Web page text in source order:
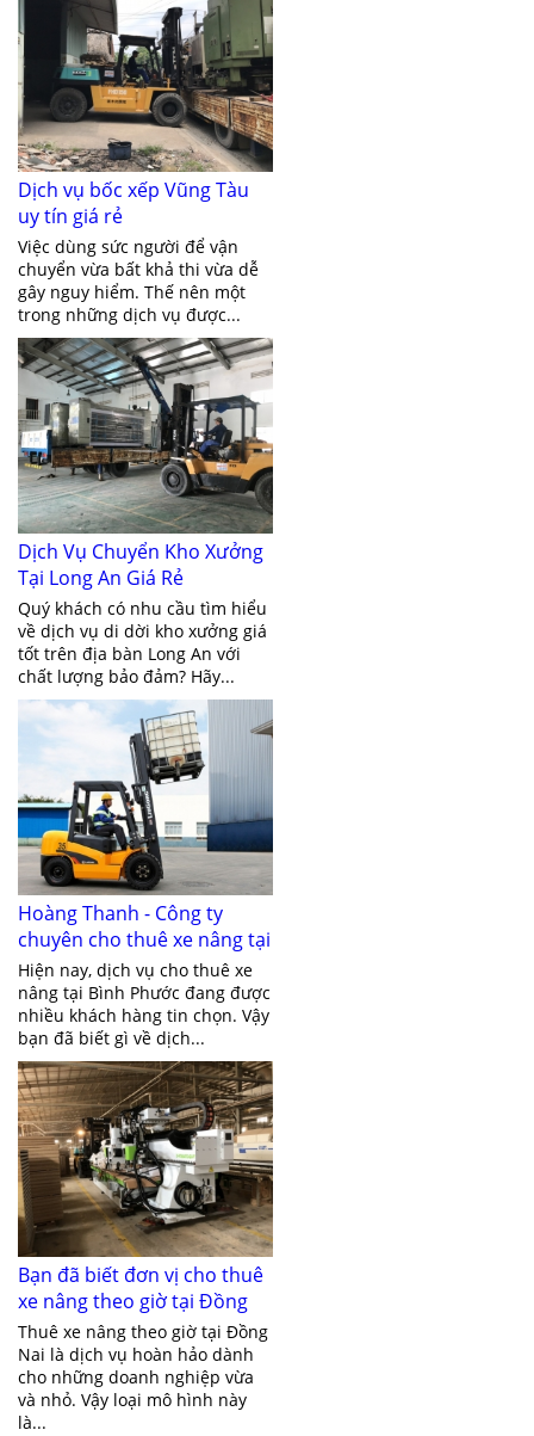
Dịch vụ bốc xếp Vũng Tàu
uy tín giá rẻ
Việc dùng sức người để vận
chuyển vừa bất khả thi vừa dễ
gây nguy hiểm. Thế nên một
trong những dịch vụ được...
Dịch Vụ Chuyển Kho Xưởng
Tại Long An Giá Rẻ
Quý khách có nhu cầu tìm hiểu
về dịch vụ di dời kho xưởng giá
tốt trên địa bàn Long An với
chất lượng bảo đảm? Hãy...
Hoàng Thanh - Công ty
chuyên cho thuê xe nâng tại
Bình Phước
Hiện nay, dịch vụ cho thuê xe
nâng tại Bình Phước đang được
nhiều khách hàng tin chọn. Vậy
bạn đã biết gì về dịch...
Bạn đã biết đơn vị cho thuê
xe nâng theo giờ tại Đồng
Nai giá rẻ chưa?
Thuê xe nâng theo giờ tại Đồng
Nai là dịch vụ hoàn hảo dành
cho những doanh nghiệp vừa
và nhỏ. Vậy loại mô hình này
là...